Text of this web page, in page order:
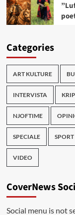
Categories
ART KULTURE
INTERVISTA
NJOFTIME
SPECIALE SPORT
VIDEO
CoverNews
Social menu is not